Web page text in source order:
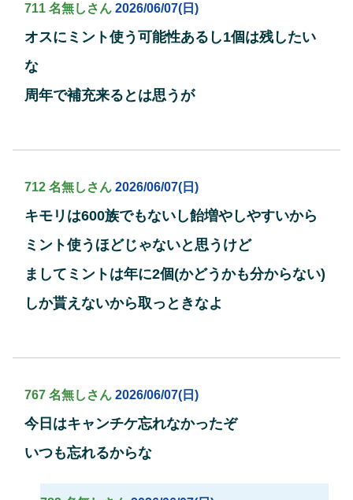
711 名無しさん 2026/06/07(日)
オスにミント使う可能性あるし1個は残したい
な
周年で補充来るとは思うが
712 名無しさん 2026/06/07(日)
キモリは600族でもないし飴増やしやすいから
ミント使うほどじゃないと思うけど
ましてミントは年に2個(かどうかも分からない)
しか貰えないから取っときなよ
767 名無しさん 2026/06/07(日)
今日はキャンチケ忘れなかったぞ
いつも忘れるからな